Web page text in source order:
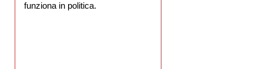
funziona in politica.